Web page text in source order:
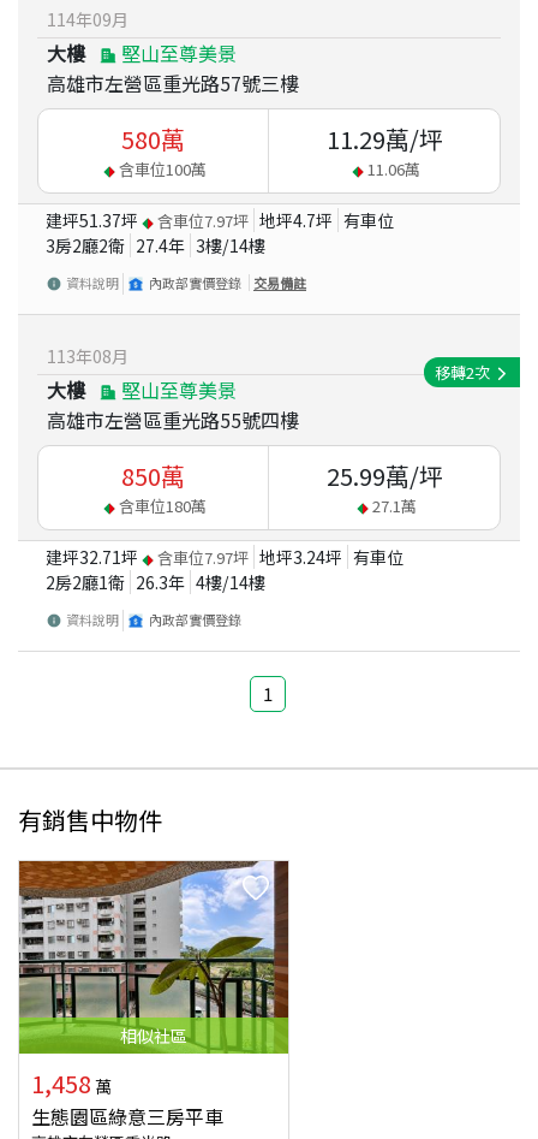
114年09月
大樓
堅山至尊美景
高雄市左營區重光路57號三樓
580萬
含車位100萬
11.29萬/坪
11.06萬
建坪51.37坪 含車位7.97坪 地坪4.7坪 有車位
3房2廳2衛 27.4年 3樓/14樓
資料說明 內政部實價登錄 交易備註
113年08月
大樓
堅山至尊美景
高雄市左營區重光路55號四樓
移轉2次
850萬
含車位180萬
25.99萬/坪
27.1萬
建坪32.71坪 含車位7.97坪 地坪3.24坪 有車位
2房2廳1衛 26.3年 4樓/14樓
資料說明 內政部實價登錄
1
有銷售中物件
相似社區
1,458 萬
生態園區綠意三房平車